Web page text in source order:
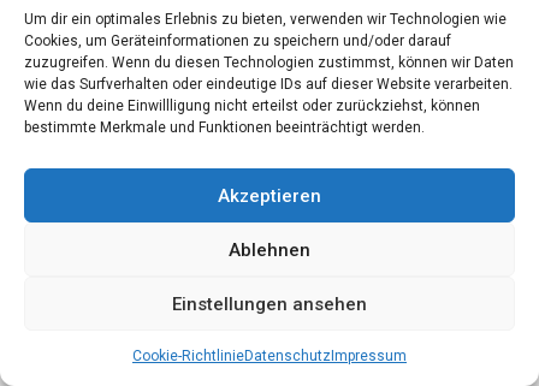
Um dir ein optimales Erlebnis zu bieten, verwenden wir Technologien wie
Cookies, um Geräteinformationen zu speichern und/oder darauf
zuzugreifen. Wenn du diesen Technologien zustimmst, können wir Daten
wie das Surfverhalten oder eindeutige IDs auf dieser Website verarbeiten.
Wenn du deine Einwillligung nicht erteilst oder zurückziehst, können
bestimmte Merkmale und Funktionen beeinträchtigt werden.
Akzeptieren
Ablehnen
Einstellungen ansehen
Cookie-RichtlinieDatenschutz Impressum
FAQ
AGB
Datenschutz
Impressum
Mobil: 0176 23 22 14 17
Web: alexschmitt.de
Copyright © 2025 Alex Schmitt.